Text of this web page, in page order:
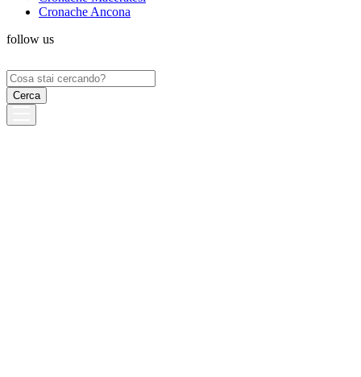
Cronache Ancona
follow us
Ricerca
per: